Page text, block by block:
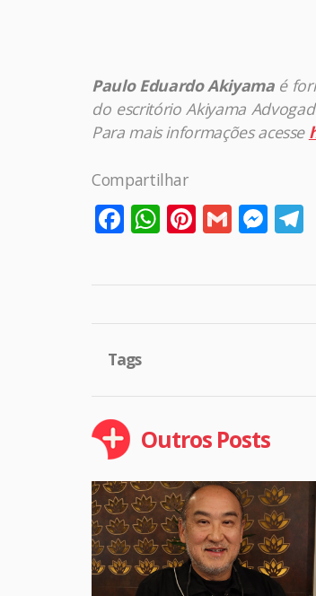
Paulo Eduardo Akiyamaé
do escritório Akiyama
Para mais informações acesse
Compartilhar
Facebook
WhatsApp
Pinterest
Gmail
Tags
Outros Posts